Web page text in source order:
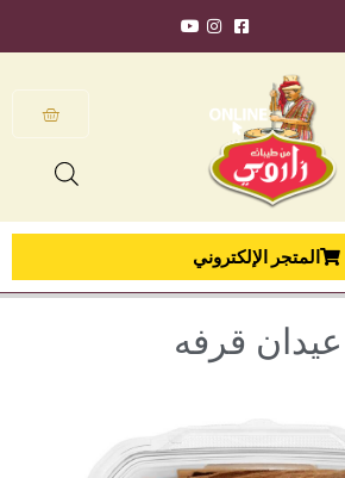
المتجر الإلكتروني
عيدان قرفه